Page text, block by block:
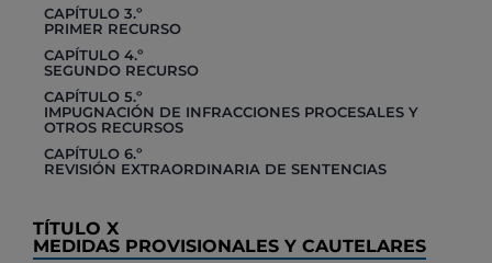
CAPÍTULO 3.º
PRIMER RECURSO
CAPÍTULO 4.º
SEGUNDO RECURSO
CAPÍTULO 5.º
IMPUGNACIÓN DE INFRACCIONES PROCESALES Y
OTROS RECURSOS
CAPÍTULO 6.º
REVISIÓN EXTRAORDINARIA DE SENTENCIAS
TÍTULO X
MEDIDAS PROVISIONALES Y CAUTELARES